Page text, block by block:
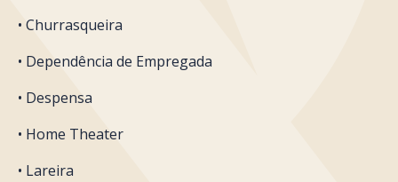
• Churrasqueira
• Dependência de Empregada
• Despensa
• Home Theater
• Lareira